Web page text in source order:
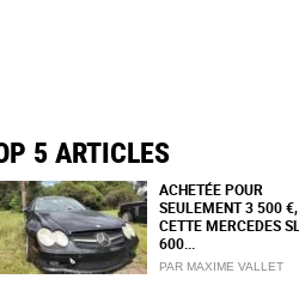
5 ARTICLES
ACHETÉE POUR
SEULEMENT 3 500 €,
CETTE MERCEDES SL
600...
PAR MAXIME VALLET